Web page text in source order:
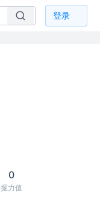
登录
0
掘力值